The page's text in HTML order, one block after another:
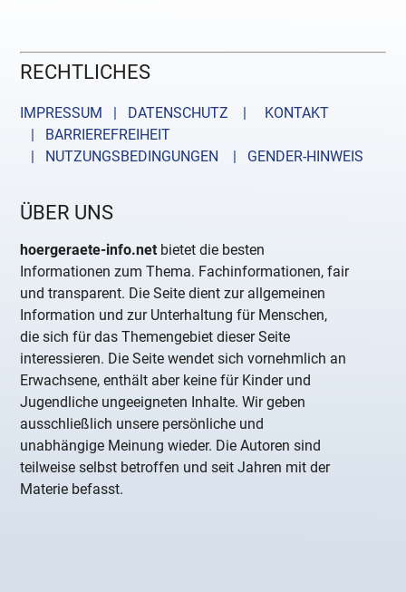
RECHTLICHES
IMPRESSUM | DATENSCHUTZ |
KONTAKT
| BARRIEREFREIHEIT
| NUTZUNGSBEDINGUNGEN
| GENDER-HINWEIS
ÜBER UNS
hoergeraete-info.net bietet die besten
Informationen zum Thema. Fachinformationen, fair
und transparent. Die Seite dient zur allgemeinen
Information und zur Unterhaltung für Menschen,
die sich für das Themengebiet dieser Seite
interessieren. Die Seite wendet sich vornehmlich an
Erwachsene, enthält aber keine für Kinder und
Jugendliche ungeeigneten Inhalte. Wir geben
ausschließlich unsere persönliche und
unabhängige Meinung wieder. Die Autoren sind
teilweise selbst betroffen und seit Jahren mit der
Materie befasst.